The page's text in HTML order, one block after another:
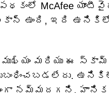
McAfee
ఉంది, ఇది
మరియు ఈ స్కామ్
నమ్మదగని,